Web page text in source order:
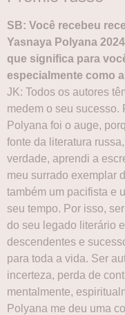
SB: Você recebeu
Yasnaya Polyana
que significa para
especialmente como
JK: Todos os autores
medem o seu sucesso.
Polyana foi o auge,
fonte da literatura
verdade, aprendi a
meu surrado exemplar
também um pacifista e
seu tempo. Por isso,
do seu legado literário
descendentes e
para toda a vida. Ser
incerteza, perda de
mentalmente,
Polyana me deu uma